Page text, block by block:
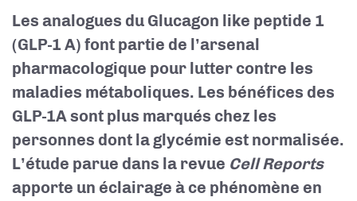
Les analogues du Glucagon like peptide 1
(GLP-1 A) font partie de l’arsenal
pharmacologique pour lutter contre les
maladies métaboliques. Les bénéfices des
GLP-1A sont plus marqués chez les
personnes dont la glycémie est normalisée.
L’étude parue dans la revue Cell Reports
apporte un éclairage à ce phénomène en